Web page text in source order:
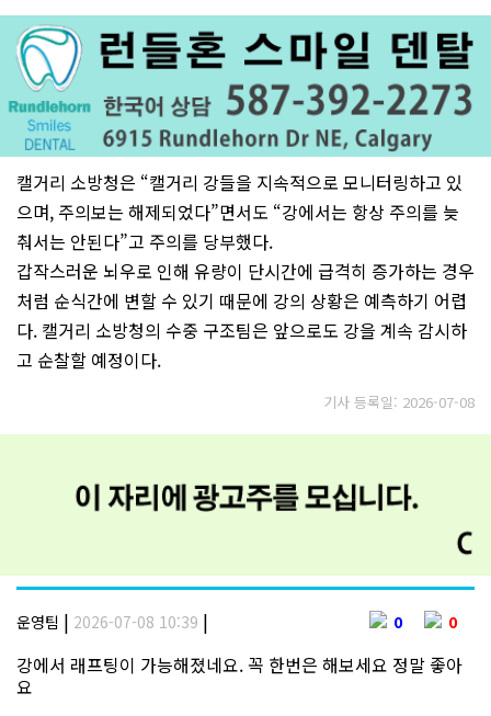
캘거리 소방청은 “캘거리 강들을 지속적으로 모니터링하고 있
으며, 주의보는 해제되었다”면서도 “강에서는 항상 주의를 늦
춰서는 안된다”고 주의를 당부했다.
갑작스러운 뇌우로 인해 유량이 단시간에 급격히 증가하는 경우
처럼 순식간에 변할 수 있기 때문에 강의 상황은 예측하기 어렵
다. 캘거리 소방청의 수중 구조팀은 앞으로도 강을 계속 감시하
고 순찰할 예정이다.
기사 등록일: 2026-07-08
운영팀 | 2026-07-08 10:39 | 0 0
강에서 래프팅이 가능해졌네요. 꼭 한번은 해보세요 정말 좋아
요